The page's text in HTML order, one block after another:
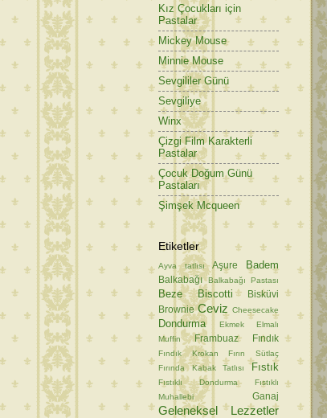
Kız Çocukları için
Pastalar
Mickey Mouse
Minnie Mouse
Sevgililer Günü
Sevgiliye
Winx
Çizgi Film Karakterli
Pastalar
Çocuk Doğum Günü
Pastaları
Şimşek Mcqueen
Etiketler
Ayva tatlısı Aşure Badem
Balkabağı Balkabağı Pastası
Beze Biscotti
Bisküvi
Brownie Ceviz Cheesecake
Dondurma Ekmek
Elmalı
Muffin
Frambuaz Fındık
Fındık Krokan
Fırın Sütlaç
Fırında Kabak Tatlısı
Fıstık
Fıstıklı Dondurma
Fıstıklı
Muhallebi
Ganaj
Geleneksel Lezzetler